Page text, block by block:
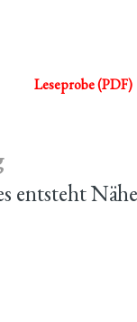
Leseprobe (PDF)
entsteht